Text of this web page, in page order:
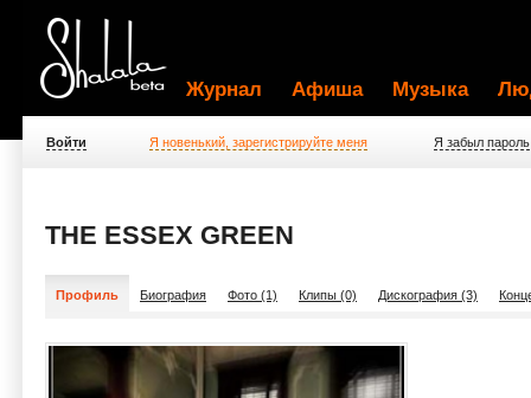
Журнал Афиша Музыка
Войти Я новенький, зарегистрируйте меня Я забыл пароль
THE ESSEX GREEN
Профиль Биография Фото (1) Клипы (0) Дискография (3)